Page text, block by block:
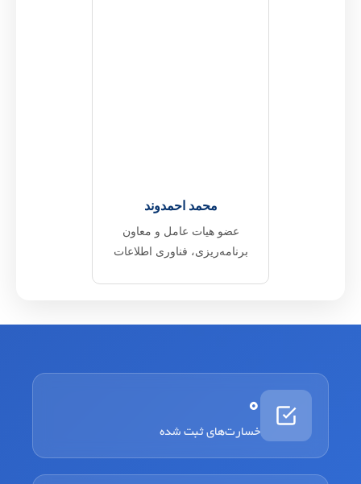
محمد احمدوند
عضو هیات عامل و معاون
برنامه‌ریزی، فناوری اطلاعات
0
خسارت‌های ثبت شده